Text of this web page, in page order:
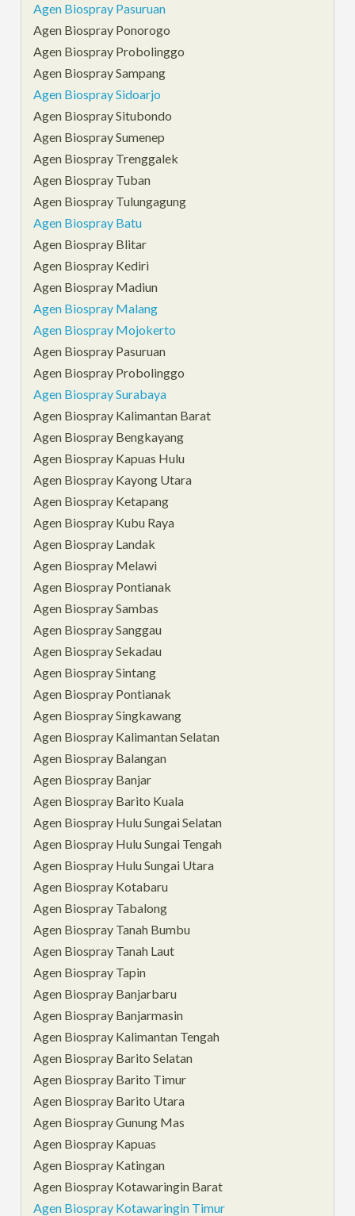
Agen Biospray Pasuruan
Agen Biospray Ponorogo
Agen Biospray Probolinggo
Agen Biospray Sampang
Agen Biospray Sidoarjo
Agen Biospray Situbondo
Agen Biospray Sumenep
Agen Biospray Trenggalek
Agen Biospray Tuban
Agen Biospray Tulungagung
Agen Biospray Batu
Agen Biospray Blitar
Agen Biospray Kediri
Agen Biospray Madiun
Agen Biospray Malang
Agen Biospray Mojokerto
Agen Biospray Pasuruan
Agen Biospray Probolinggo
Agen Biospray Surabaya
Agen Biospray Kalimantan Barat
Agen Biospray Bengkayang
Agen Biospray Kapuas Hulu
Agen Biospray Kayong Utara
Agen Biospray Ketapang
Agen Biospray Kubu Raya
Agen Biospray Landak
Agen Biospray Melawi
Agen Biospray Pontianak
Agen Biospray Sambas
Agen Biospray Sanggau
Agen Biospray Sekadau
Agen Biospray Sintang
Agen Biospray Pontianak
Agen Biospray Singkawang
Agen Biospray Kalimantan Selatan
Agen Biospray Balangan
Agen Biospray Banjar
Agen Biospray Barito Kuala
Agen Biospray Hulu Sungai Selatan
Agen Biospray Hulu Sungai Tengah
Agen Biospray Hulu Sungai Utara
Agen Biospray Kotabaru
Agen Biospray Tabalong
Agen Biospray Tanah Bumbu
Agen Biospray Tanah Laut
Agen Biospray Tapin
Agen Biospray Banjarbaru
Agen Biospray Banjarmasin
Agen Biospray Kalimantan Tengah
Agen Biospray Barito Selatan
Agen Biospray Barito Timur
Agen Biospray Barito Utara
Agen Biospray Gunung Mas
Agen Biospray Kapuas
Agen Biospray Katingan
Agen Biospray Kotawaringin Barat
Agen Biospray Kotawaringin Timur